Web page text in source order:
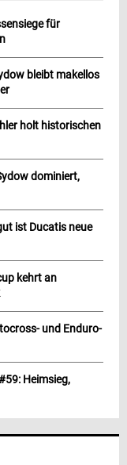
für
bleibt makellos
holt historischen
dominiert,
ist Ducatis neue
kehrt an
und Enduro-
Heimsieg,